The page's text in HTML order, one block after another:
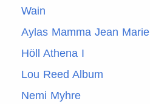
Wain
Aylas Mamma Jean Marie
Höll Athena I
Lou Reed Album
Nemi Myhre